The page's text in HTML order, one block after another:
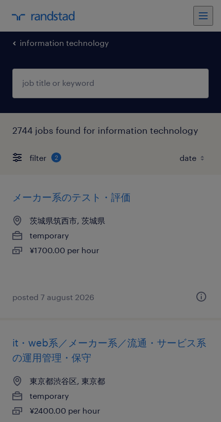
information technology
2744 jobs found for information technology
filter 2
メーカー系のテスト・評価
茨城県筑西市, 茨城県
temporary
¥1700.00 per hour
posted 7 august 2026
it・web系／メーカー系／流通・サービス系
の運用管理・保守
東京都渋谷区, 東京都
temporary
¥2400.00 per hour